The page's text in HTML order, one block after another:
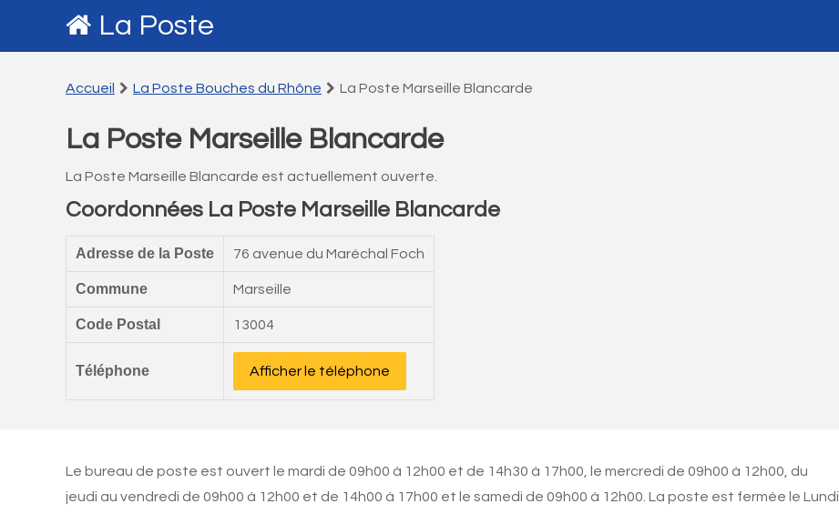
La Poste
Accueil La Poste Bouches du Rhône La Poste Marseille Blancarde
La Poste Marseille Blancarde
La Poste Marseille Blancarde est actuellement ouverte.
Coordonnées La Poste Marseille Blancarde
Adresse de la Poste 76 avenue du Maréchal Foch
Commune Marseille
Code Postal 13004
Téléphone Afficher le téléphone
Le bureau de poste est ouvert le mardi de 09h00 à 12h00 et de 14h30 à 17h00, le mercredi de 09h00 à 12h00, du
jeudi au vendredi de 09h00 à 12h00 et de 14h00 à 17h00 et le samedi de 09h00 à 12h00. La poste est fermée le Lundi